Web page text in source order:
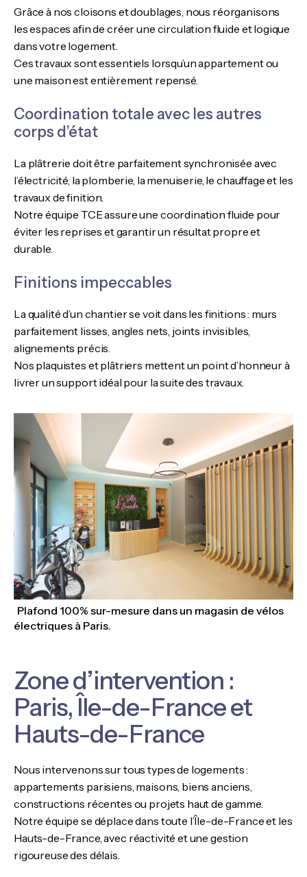
Grâce à nos cloisons et doublages, nous réorganisons
les espaces afin de créer une circulation fluide et logique
dans votre logement.
Ces travaux sont essentiels lorsqu’un appartement ou
une maison est entièrement repensé.
Coordination totale avec les autres
corps d’état
La plâtrerie doit être parfaitement synchronisée avec
l’électricité, la plomberie, la menuiserie, le chauffage et les
travaux de finition.
Notre équipe TCE assure une coordination fluide pour
éviter les reprises et garantir un résultat propre et
durable.
Finitions impeccables
La qualité d’un chantier se voit dans les finitions : murs
parfaitement lisses, angles nets, joints invisibles,
alignements précis.
Nos plaquistes et plâtriers mettent un point d’honneur à
livrer un support idéal pour la suite des travaux.
Plafond 100% sur-mesure dans un magasin de vélos
électriques à Paris.
Zone d’intervention :
Paris, Île-de-France et
Hauts-de-France
Nous intervenons sur tous types de logements :
appartements parisiens, maisons, biens anciens,
constructions récentes ou projets haut de gamme.
Notre équipe se déplace dans toute l’Île-de-France et les
Hauts-de-France, avec réactivité et une gestion
rigoureuse des délais.